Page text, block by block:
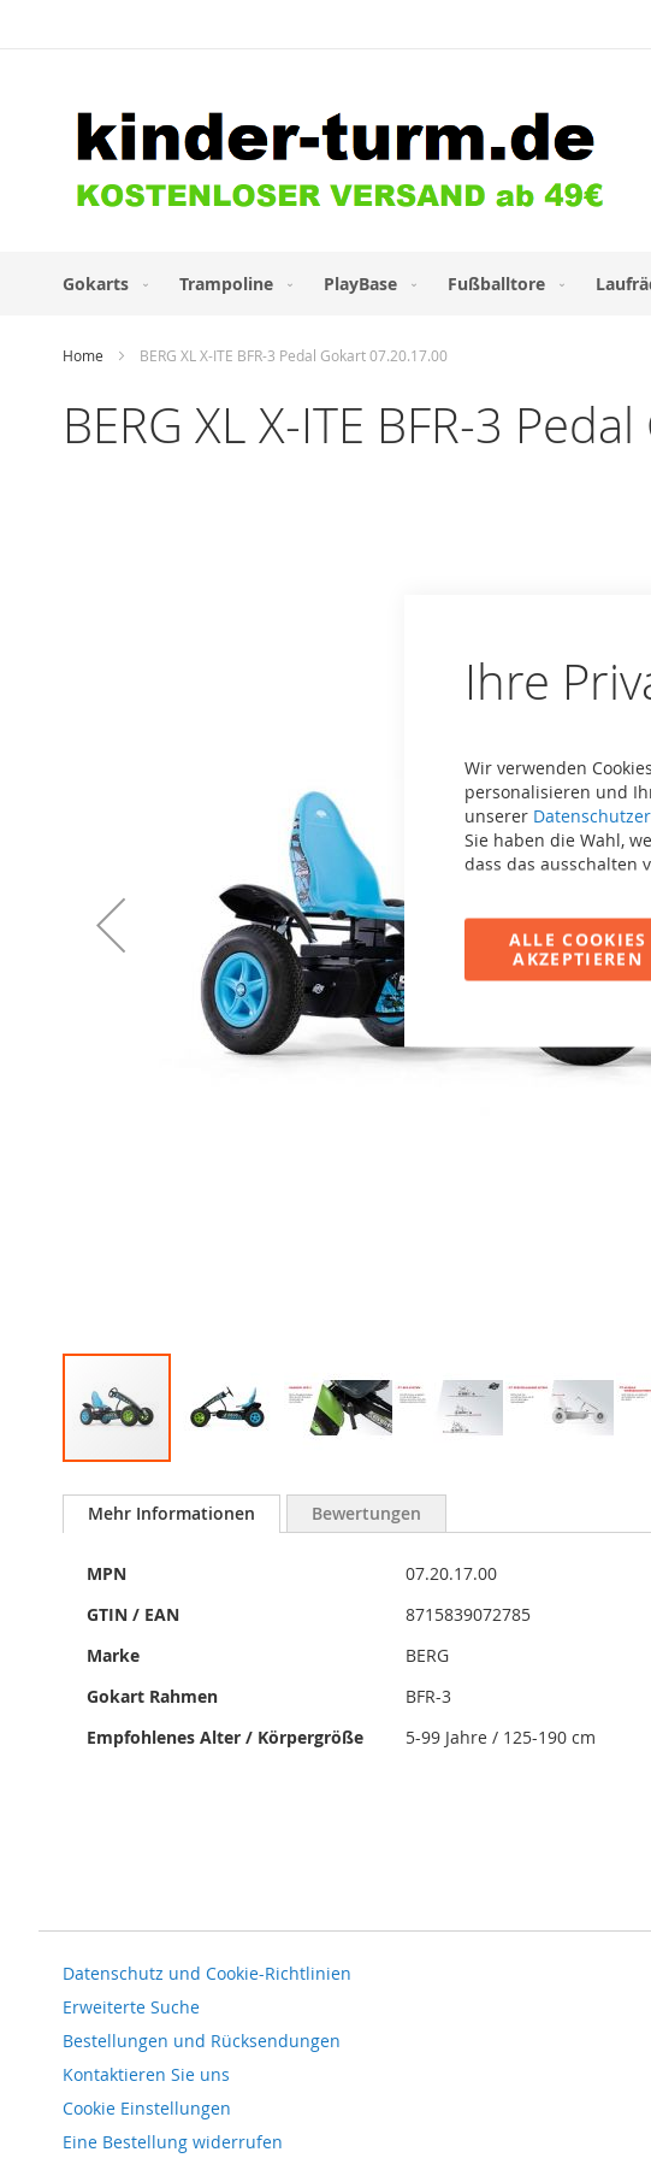
Ihre
Wir verwenden
personalisieren und
unserer
Sie haben die Wahl,
dass das ausschalten
ALLE COOKIES
AKZEPTIEREN
Gokarts Trampoline PlayBase Fußballtore
Home BERG XL X-ITE BFR-3 Pedal Gokart 07.20.17.00
BERG XL X-ITE BFR-3
Anfang
springen
Mehr Informationen
Mehr
MPN
07.20.17.00
GTIN / EAN
8715839072785
Marke
BERG
Gokart Rahmen
BFR-3
Empfohlenes Alter / Körpergröße
5-99 Jahre / 125-190 cm
Bewertungen
Datenschutz und Cookie-Richtlinien
Erweiterte Suche
Bestellungen und Rücksendungen
Kontaktieren Sie uns
Cookie Einstellungen
Eine Bestellung widerrufen